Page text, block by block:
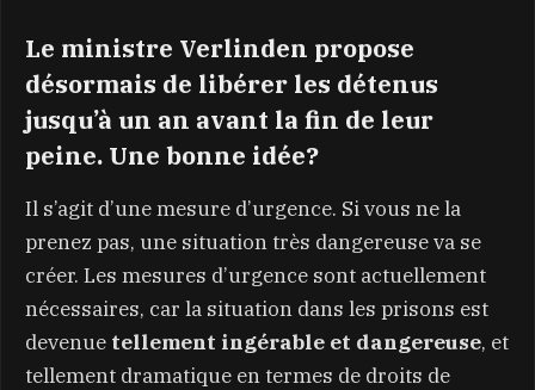
Le ministre Verlinden propose
désormais de libérer les détenus
jusqu’à un an avant la fin de leur
peine. Une bonne idée?
Il s’agit d’une mesure d’urgence. Si vous ne la
prenez pas, une situation très dangereuse va se
créer. Les mesures d’urgence sont actuellement
nécessaires, car la situation dans les prisons est
devenue tellement ingérable et dangereuse, et
tellement dramatique en termes de droits de